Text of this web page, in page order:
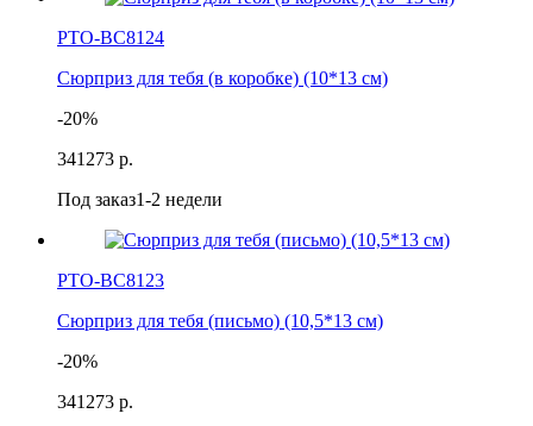
РТО-ВС8124
Сюрприз для тебя (в коробке) (10*13 см)
-20%
341 273 р.
Под заказ1-2 недели
РТО-ВС8123
Сюрприз для тебя (письмо) (10,5*13 см)
-20%
341 273 р.